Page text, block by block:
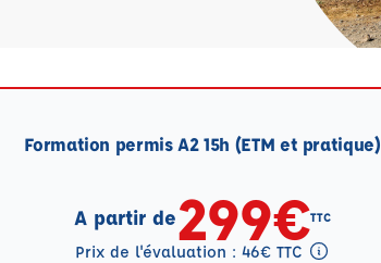
Formation permis A2 15h (ETM et pratique)
A partir de299€TTC
Prix de l'évaluation : 46€ TTC